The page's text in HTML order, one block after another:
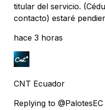
titular del servicio.
contacto) estaré
hace 3 horas
CNT Ecuador
Replying to @PalotesEC